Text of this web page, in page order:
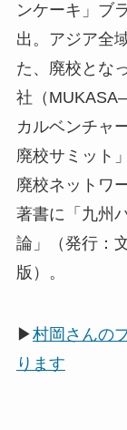
ンケーキ」ブ
出。アジア全
た、廃校とな
社（
カルベンチャ
廃校サミット
廃校ネットワ
著書に「九州
論」（発行：
版）。
▶村岡さんの
ります